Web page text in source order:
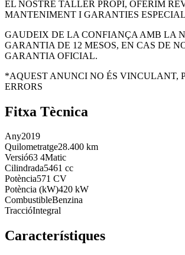
EL NOSTRE TALLER PROPI, OFERIM
MANTENIMENT I GARANTIES
GAUDEIX DE LA CONFIANÇA AMB LA
GARANTIA DE 12 MESOS, EN CAS DE
GARANTIA OFICIAL.
*AQUEST ANUNCI NO ÉS VINCULANT,
ERRORS
Fitxa Tècnica
Any2019
Quilometratge28.400 km
Versió63 4Matic
Cilindrada5461 cc
Potència571 CV
Potència (kW)420 kW
CombustibleBenzina
TraccióIntegral
Característiques